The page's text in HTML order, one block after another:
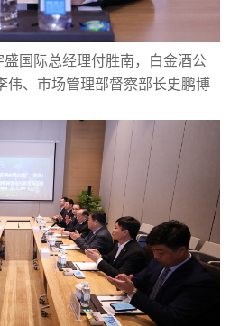
国际总经理付胜南，白金酒公
伟、市场管理部督察部长史鹏博